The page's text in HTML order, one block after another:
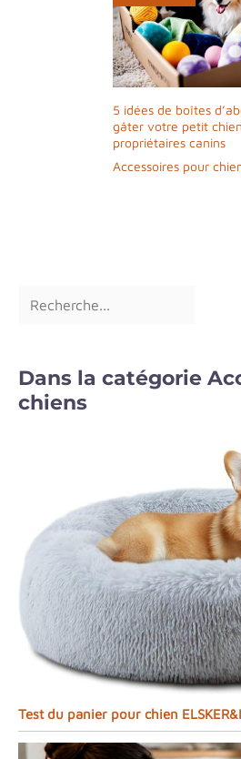
5 idées de boîtes
gâter votre petit
propriétaires canins
Accessoires pour
Dans la catégorie
chiens
Test du panier pour chien